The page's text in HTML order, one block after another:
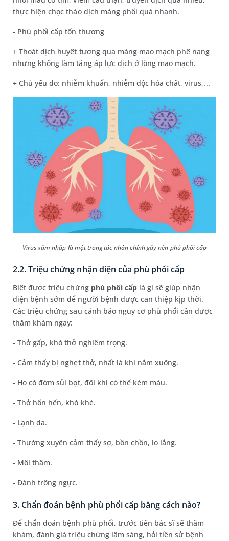
thực hiện chọc tháo dịch màng phổi quá nhanh.
- Phù phổi cấp tổn thương
+ Thoát dịch huyết tương qua màng mao mạch phế nang
nhưng không làm tăng áp lực dịch ở lòng mao mạch.
+ Chủ yếu do: nhiễm khuẩn, nhiễm độc hóa chất, virus,...
Virus xâm nhập là một trong tác nhân chính gây nên phù phổi cấp
2.2. Triệu chứng nhận diện của phù phổi cấp
Biết được triệu chứng phù phổi cấp là gì sẽ giúp nhận
diện bệnh sớm để người bệnh được can thiệp kịp thời.
Các triệu chứng sau cảnh báo nguy cơ phù phổi cần được
thăm khám ngay:
- Thở gấp, khó thở nghiêm trọng.
- Cảm thấy bị nghẹt thở, nhất là khi nằm xuống.
- Ho có đờm sủi bọt, đôi khi có thể kèm máu.
- Thở hổn hển, khò khè.
- Lạnh da.
- Thường xuyên cảm thấy sợ, bồn chồn, lo lắng.
- Môi thâm.
- Đánh trống ngực.
3. Chẩn đoán bệnh phù phổi cấp bằng cách nào?
Để chẩn đoán bệnh phù phổi, trước tiên bác sĩ sẽ thăm
khám, đánh giá triệu chứng lâm sàng, hỏi tiền sử bệnh